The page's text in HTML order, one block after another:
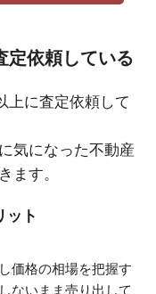
定依頼している
上に査定依頼して
気になった不動産
ます。
ット
価格の相場を把握す
ないまま売り出して